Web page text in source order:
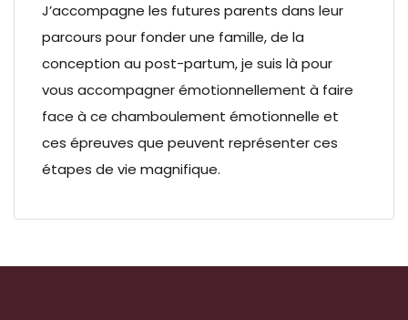
J’accompagne les futures parents dans leur
parcours pour fonder une famille, de la
conception au post-partum, je suis là pour
vous accompagner émotionnellement à faire
face à ce chamboulement émotionnelle et
ces épreuves que peuvent représenter ces
étapes de vie magnifique.